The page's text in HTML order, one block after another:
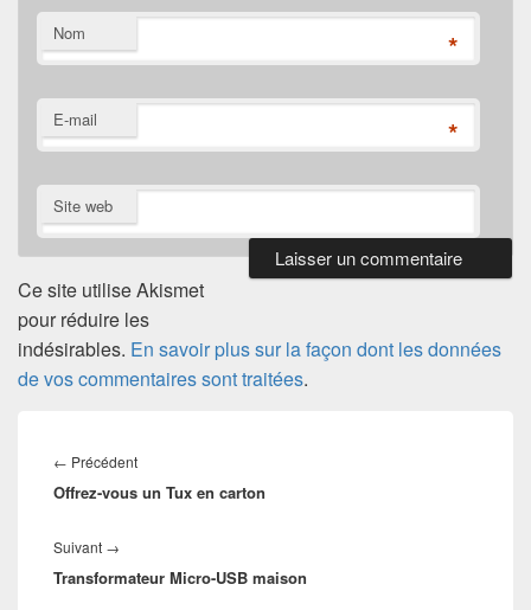
Nom *
E-mail *
Site web
Ce site utilise Akismet
pour réduire les
indésirables. En savoir plus sur la façon dont les données
de vos commentaires sont traitées.
de
l’article
← PrécédentArticle
précédent :
Offrez-vous un Tux en carton
Suivant →
suivant :
Transformateur Micro-USB maison